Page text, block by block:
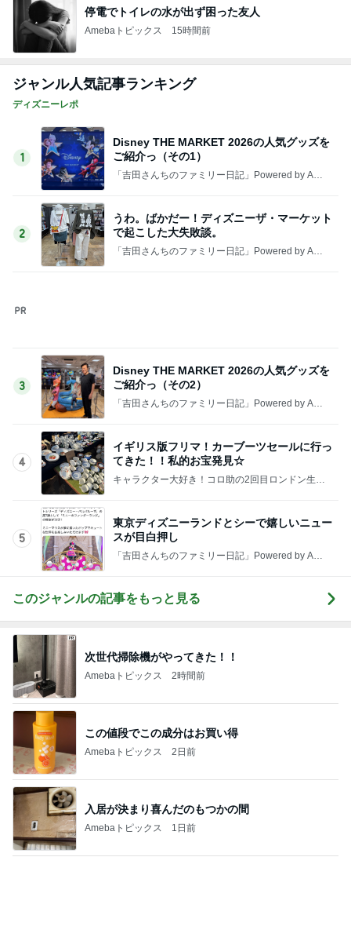
停電でトイレの水が出ず困った友人
Amebaトピックス 15時間前
ジャンル人気記事ランキング
ディズニーレポ
1
Disney THE MARKET 2026の人気グッズを
ご紹介っ（その1）
「吉田さんちのファミリー日記」Powered by Ame
2
うわ。ばかだー！ディズニーザ・マーケット
で起こした大失敗談。
「吉田さんちのファミリー日記」Powered by Ame
3
4
イギリス版フリマ！カーブーツセールに行っ
てきた！！私的お宝発見☆
キャラクター大好き！コロ助の2回目ロンドン生活
5
東京ディズニーランドとシーで嬉しいニュー
スが目白押し
「吉田さんちのファミリー日記」Powered by Ame
このジャンルの記事をもっと見る
Amebaトピックス 2時間前
この値段でこの成分はお買い得
Amebaトピックス 2日前
入居が決まり喜んだのもつかの間
Amebaトピックス 1日前
質が落ちたくら寿司からの変更
Amebaトピックス 1日前